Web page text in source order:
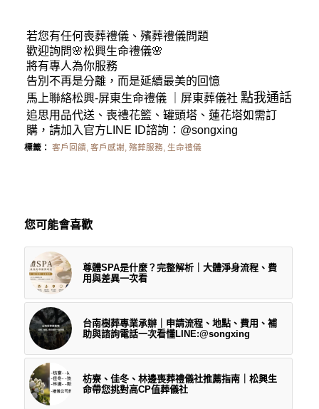
若您有任何喪葬禮儀、殯葬禮儀問題
歡迎詢問🌸松興生命禮儀🌸
將有專人為你服務
告別不再是分離，而是延續最美的回憶
馬上聯絡松興-屏東生命禮儀｜ 屏東葬儀社 點我通話
追思用品代送、喪禮花籃、罐頭塔、蓮花塔如需訂
購，請加入官方LINE ID諮詢： @songxing
標籤： 客戶回饋, 客戶感謝, 殯葬服務 生命禮儀
您可能會喜歡
尊體SPA是什麼？完整解析｜大體淨身流程、費
用與差異一次看
台南樹葬專業承辦｜申請流程、地點、費用、補
助與諮詢電話一次看懂LINE:@songxing
枋寮、佳冬、林邊喪葬禮儀社推薦指南｜松興生
命帶您挑對高CP值葬儀社